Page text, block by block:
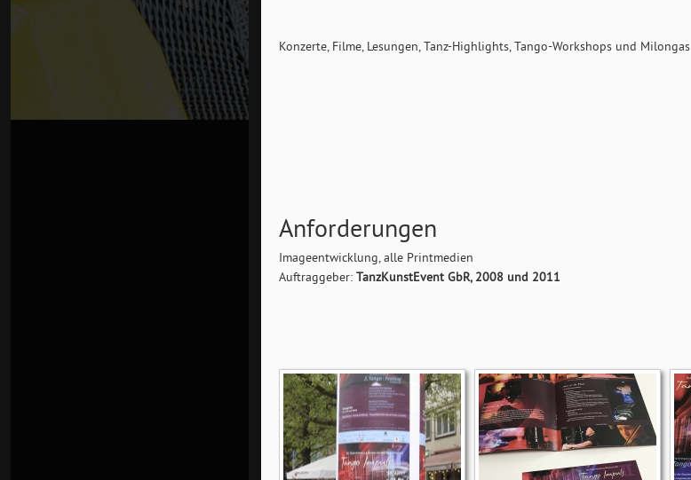
Konzerte, Filme, Lesungen, Tanz-Highlights, Tango-Workshops und Milongas
Anforderungen
Imageentwicklung, alle Printmedien
Auftraggeber: TanzKunstEvent GbR, 2008 und 2011